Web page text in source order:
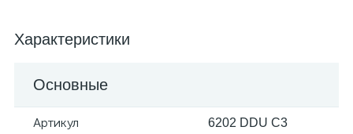
Характеристики
Основные
Артикул 6202 DDU C3